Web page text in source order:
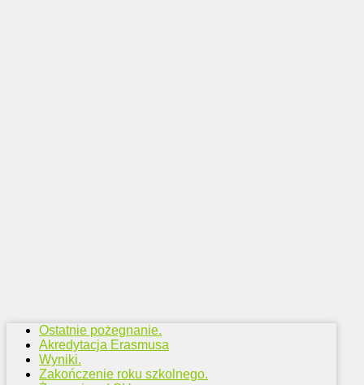
Ostatnie pożegnanie.
Akredytacja Erasmusa
Wyniki.
Zakończenie roku szkolnego.